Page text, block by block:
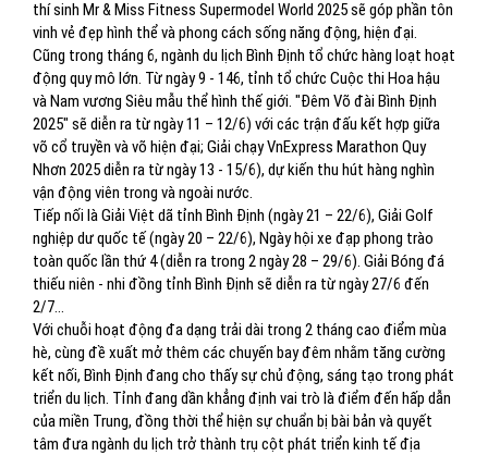
thí sinh Mr & Miss Fitness Supermodel World 2025 sẽ góp phần tôn
vinh vẻ đẹp hình thể và phong cách sống năng động, hiện đại.
Cũng trong tháng 6, ngành du lịch Bình Định tổ chức hàng loạt hoạt
động quy mô lớn. Từ ngày 9 - 146, tỉnh tổ chức Cuộc thi Hoa hậu
và Nam vương Siêu mẫu thể hình thế giới. "Đêm Võ đài Bình Định
2025" sẽ diễn ra từ ngày 11 – 12/6) với các trận đấu kết hợp giữa
võ cổ truyền và võ hiện đại; Giải chạy VnExpress Marathon Quy
Nhơn 2025 diễn ra từ ngày 13 - 15/6), dự kiến thu hút hàng nghìn
vận động viên trong và ngoài nước.
Tiếp nối là Giải Việt dã tỉnh Bình Định (ngày 21 – 22/6), Giải Golf
nghiệp dư quốc tế (ngày 20 – 22/6), Ngày hội xe đạp phong trào
toàn quốc lần thứ 4 (diễn ra trong 2 ngày 28 – 29/6). Giải Bóng đá
thiếu niên - nhi đồng tỉnh Bình Định sẽ diễn ra từ ngày 27/6 đến
2/7…
Với chuỗi hoạt động đa dạng trải dài trong 2 tháng cao điểm mùa
hè, cùng đề xuất mở thêm các chuyến bay đêm nhằm tăng cường
kết nối, Bình Định đang cho thấy sự chủ động, sáng tạo trong phát
triển du lịch. Tỉnh đang dần khẳng định vai trò là điểm đến hấp dẫn
của miền Trung, đồng thời thể hiện sự chuẩn bị bài bản và quyết
tâm đưa ngành du lịch trở thành trụ cột phát triển kinh tế địa